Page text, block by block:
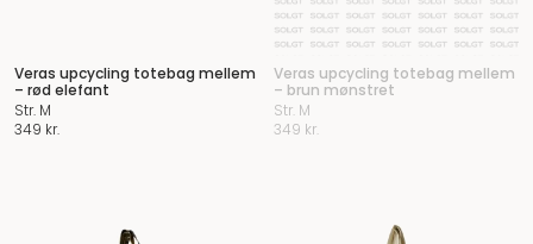
Veras upcycling totebag mellem
– rød elefant
Str. M
349 kr.
Veras upcycling totebag mellem
– brun mønstret
Str. M
349 kr.